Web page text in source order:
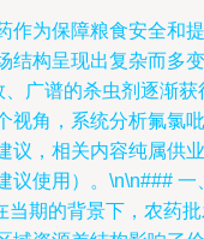
作为保障粮食安全和提
结构呈现出复杂而多变
、广谱的杀虫剂逐渐获
视角，系统分析氟氯吡
议，相关内容纯属供业
议使用）。\n\n### 一
当期的背景下，农药